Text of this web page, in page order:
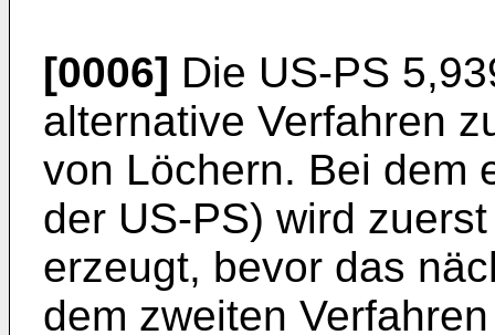
[0006] Die US-PS
alternative Verfahren
von Löchern. Bei dem
der US-PS) wird
erzeugt, bevor das
dem zweiten